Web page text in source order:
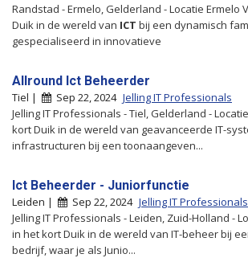
Randstad - Ermelo, Gelderland - Locatie Ermelo
Duik in de wereld van ICT bij een dynamisch
gespecialiseerd in innovatieve
Allround Ict Beheerder
Tiel | Sep 22, 2024 Jelling IT Professionals
Jelling IT Professionals - Tiel, Gelderland -
kort Duik in de wereld van geavanceerde IT-
infrastructuren bij een toonaangeven...
Ict Beheerder - Juniorfunctie
Leiden | Sep 22, 2024 Jelling IT Professionals
Jelling IT Professionals - Leiden, Zuid-Holland -
in het kort Duik in de wereld van IT-beheer bij
bedrijf, waar je als Junio...